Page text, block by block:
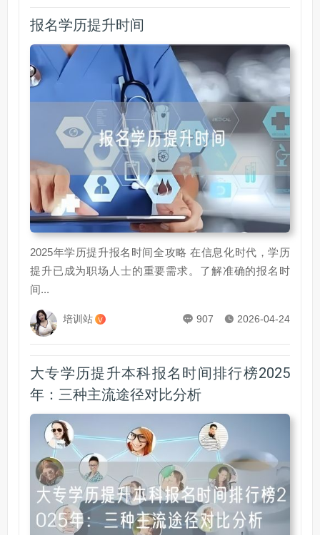
报名学历提升时间
2025年学历提升报名时间全攻略 在信息化时代，学历
提升已成为职场人士的重要需求。了解准确的报名时
间...
培训站 V 2026-04-24
907
大专学历提升本科报名时间排行榜2025
年：三种主流途径对比分析